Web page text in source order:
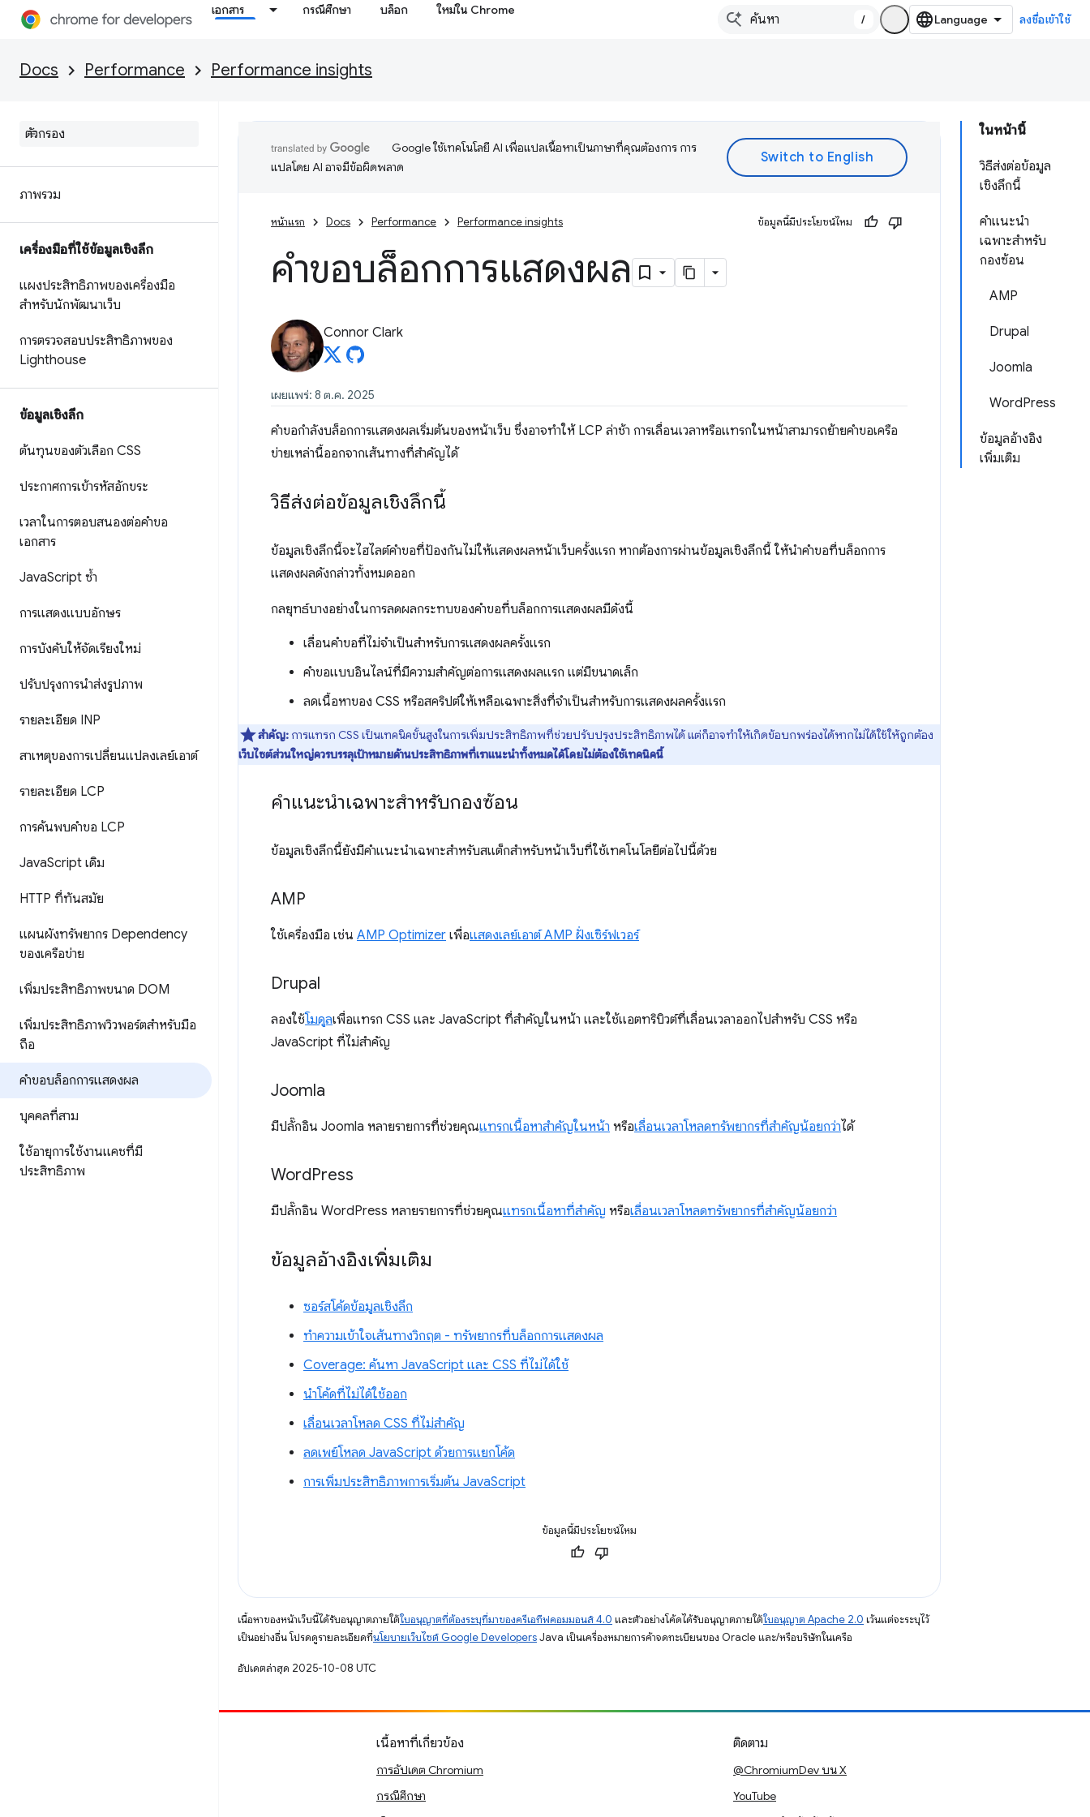
เอกสาร กรณีศึกษา บล็อก ใหม่ใน Chrome
/ ลงชื่อเข้าใช้
Docs Performance Performance insights
ภาพรวม
เครื่องมือที่ใช้ข้อมูลเชิงลึก
แผงประสิทธิภาพของเครื่องมือ
สำหรับนักพัฒนาเว็บ
การตรวจสอบประสิทธิภาพของ
Lighthouse
ข้อมูลเชิงลึก
ต้นทุนของตัวเลือก CSS
ประกาศการเข้ารหัสอักขระ
เวลาในการตอบสนองต่อคำขอ
เอกสาร
JavaScript ซ้ำ
การแสดงแบบอักษร
การบังคับให้จัดเรียงใหม่
ปรับปรุงการนำส่งรูปภาพ
รายละเอียด INP
สาเหตุของการเปลี่ยนแปลงเลย์เอาต์
รายละเอียด LCP
การค้นพบคำขอ LCP
JavaScript เดิม
HTTP ที่ทันสมัย
แผนผังทรัพยากร Dependency
ของเครือข่าย
เพิ่มประสิทธิภาพขนาด DOM
เพิ่มประสิทธิภาพวิวพอร์ตสำหรับมือ
ถือ
คำขอบล็อกการแสดงผล
บุคคลที่สาม
ใช้อายุการใช้งานแคชที่มี
ประสิทธิภาพ
ในหน้านี้
วิธีส่งต่อข้อมูล
เชิงลึกนี้
คำแนะนำ
เฉพาะสำหรับ
กองซ้อน
AMP
Drupal
Joomla
WordPress
ข้อมูลอ้างอิง
เพิ่มเติม
Google ใช้เทคโนโลยี AI เพื่อแปลเนื้อหาเป็นภาษาที่คุณต้องการ การ
แปลโดย AI อาจมีข้อผิดพลาด
หน้าแรก Docs Performance Performance insights ข้อมูลนี้มีประโยชน์ไหม
คำขอบล็อกการแสดงผล
Connor Clark
เผยแพร่: 8 ต.ค. 2025
คำขอกำลังบล็อกการแสดงผลเริ่มต้นของหน้าเว็บ ซึ่งอาจทำให้ LCP ล่าช้า การเลื่อนเวลาหรือแทรกในหน้าสามารถย้ายคำขอเครือ
ข่ายเหล่านี้ออกจากเส้นทางที่สำคัญได้
วิธีส่งต่อข้อมูลเชิงลึกนี้
ข้อมูลเชิงลึกนี้จะไฮไลต์คำขอที่ป้องกันไม่ให้แสดงผลหน้าเว็บครั้งแรก หากต้องการผ่านข้อมูลเชิงลึกนี้ ให้นำคำขอที่บล็อกการ
แสดงผลดังกล่าวทั้งหมดออก
กลยุทธ์บางอย่างในการลดผลกระทบของคำขอที่บล็อกการแสดงผลมีดังนี้
เลื่อนคำขอที่ไม่จำเป็นสำหรับการแสดงผลครั้งแรก
คำขอแบบอินไลน์ที่มีความสำคัญต่อการแสดงผลแรก แต่มีขนาดเล็ก
ลดเนื้อหาของ CSS หรือสคริปต์ให้เหลือเฉพาะสิ่งที่จำเป็นสำหรับการแสดงผลครั้งแรก
สำคัญ: การแทรก CSS เป็นเทคนิคขั้นสูงในการเพิ่มประสิทธิภาพที่ช่วยปรับปรุงประสิทธิภาพได้ แต่ก็อาจทำให้เกิดข้อบกพร่องได้หากไม่ได้ใช้ให้ถูกต้อง
เว็บไซต์ส่วนใหญ่ควรบรรลุเป้าหมายด้านประสิทธิภาพที่เราแนะนำทั้งหมดได้โดยไม่ต้องใช้เทคนิคนี้
คำแนะนำเฉพาะสำหรับกองซ้อน
ข้อมูลเชิงลึกนี้ยังมีคำแนะนำเฉพาะสำหรับสแต็กสำหรับหน้าเว็บที่ใช้เทคโนโลยีต่อไปนี้ด้วย
AMP
ใช้เครื่องมือ เช่น AMP Optimizer เพื่อแสดงเลย์เอาต์ AMP ฝั่งเซิร์ฟเวอร์
Drupal
ลองใช้โมดูลเพื่อแทรก CSS และ JavaScript ที่สำคัญในหน้า และใช้แอตทริบิวต์ที่เลื่อนเวลาออกไปสำหรับ CSS หรือ
JavaScript ที่ไม่สำคัญ
Joomla
มีปลั๊กอิน Joomla หลายรายการที่ช่วยคุณแทรกเนื้อหาสำคัญในหน้า หรือเลื่อนเวลาโหลดทรัพยากรที่สำคัญน้อยกว่าได้
WordPress
มีปลั๊กอิน WordPress หลายรายการที่ช่วยคุณแทรกเนื้อหาที่สำคัญ หรือเลื่อนเวลาโหลดทรัพยากรที่สำคัญน้อยกว่า
ข้อมูลอ้างอิงเพิ่มเติม
ซอร์สโค้ดข้อมูลเชิงลึก
ทำความเข้าใจเส้นทางวิกฤต - ทรัพยากรที่บล็อกการแสดงผล
Coverage: ค้นหา JavaScript และ CSS ที่ไม่ได้ใช้
นำโค้ดที่ไม่ได้ใช้ออก
เลื่อนเวลาโหลด CSS ที่ไม่สำคัญ
ลดเพย์โหลด JavaScript ด้วยการแยกโค้ด
การเพิ่มประสิทธิภาพการเริ่มต้น JavaScript
ข้อมูลนี้มีประโยชน์ไหม
เนื้อหาของหน้าเว็บนี้ได้รับอนุญาตภายใต้ใบอนุญาตที่ต้องระบุที่มาของครีเอทีฟคอมมอนส์ 4.0 และตัวอย่างโค้ดได้รับอนุญาตภายใต้ใบอนุญาต Apache 2.0 เว้นแต่จะระบุไว้
เป็นอย่างอื่น โปรดดูรายละเอียดที่นโยบายเว็บไซต์ Google DevelopersJava เป็นเครื่องหมายการค้าจดทะเบียนของ Oracle และ/หรือบริษัทในเครือ
อัปเดตล่าสุด 2025-10-08 UTC
เนื้อหาที่เกี่ยวข้อง
การอัปเดต Chromium
กรณีศึกษา
ติดตาม
@ChromiumDev บน X
YouTube